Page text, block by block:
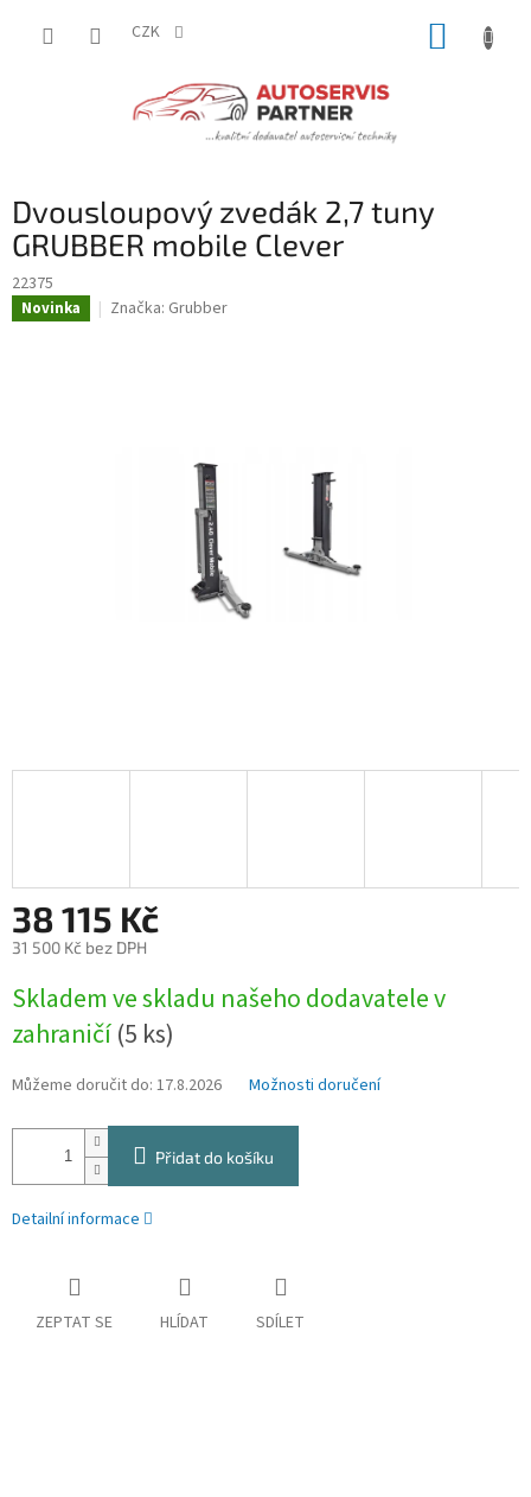
CZK
Dvousloupový zvedák 2,7 tuny
GRUBBER mobile Clever
22375
Novinka Značka: Grubber
38 115 Kč
31 500 Kč bez DPH
cena:
Skladem ve skladu našeho dodavatele v
zahraničí(5 ks)
Můžeme doručit do: 17.8.2026 Možnosti doručení
Přidat do košíku
Detailní informace
ZEPTAT SE HLÍDAT SDÍLET